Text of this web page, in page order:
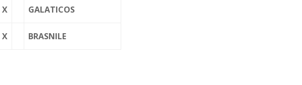
X GALATICOS
X BRASNILE